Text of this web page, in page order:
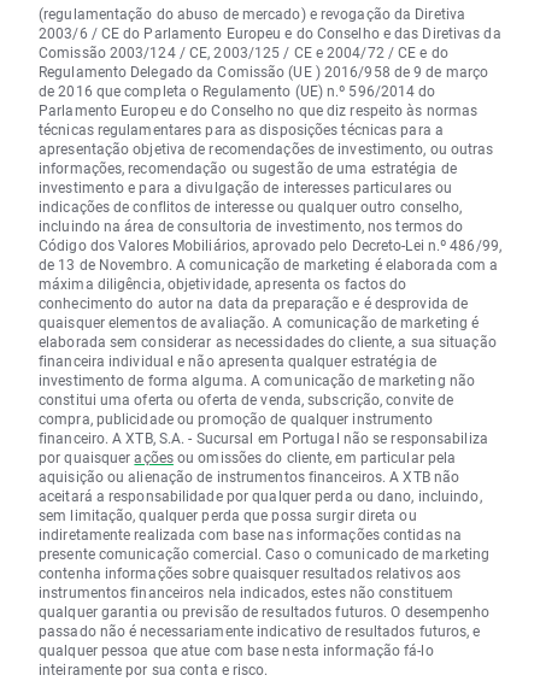
(regulamentação do abuso de mercado) e revogação da Diretiva
2003/6 / CE do Parlamento Europeu e do Conselho e das Diretivas da
Comissão 2003/124 / CE, 2003/125 / CE e 2004/72 / CE e do
Regulamento Delegado da Comissão (UE ) 2016/958 de 9 de março
de 2016 que completa o Regulamento (UE) n.º 596/2014 do
Parlamento Europeu e do Conselho no que diz respeito às normas
técnicas regulamentares para as disposições técnicas para a
apresentação objetiva de recomendações de investimento, ou outras
informações, recomendação ou sugestão de uma estratégia de
investimento e para a divulgação de interesses particulares ou
indicações de conflitos de interesse ou qualquer outro conselho,
incluindo na área de consultoria de investimento, nos termos do
Código dos Valores Mobiliários, aprovado pelo Decreto-Lei n.º 486/99,
de 13 de Novembro. A comunicação de marketing é elaborada com a
máxima diligência, objetividade, apresenta os factos do
conhecimento do autor na data da preparação e é desprovida de
quaisquer elementos de avaliação. A comunicação de marketing é
elaborada sem considerar as necessidades do cliente, a sua situação
financeira individual e não apresenta qualquer estratégia de
investimento de forma alguma. A comunicação de marketing não
constitui uma oferta ou oferta de venda, subscrição, convite de
compra, publicidade ou promoção de qualquer instrumento
financeiro. A XTB, S.A. - Sucursal em Portugal não se responsabiliza
por quaisqueraçõesou omissões do cliente, em particular pela
aquisição ou alienação de instrumentos financeiros. A XTB não
aceitará a responsabilidade por qualquer perda ou dano, incluindo,
sem limitação, qualquer perda que possa surgir direta ou
indiretamente realizada com base nas informações contidas na
presente comunicação comercial. Caso o comunicado de marketing
contenha informações sobre quaisquer resultados relativos aos
instrumentos financeiros nela indicados, estes não constituem
qualquer garantia ou previsão de resultados futuros. O desempenho
passado não é necessariamente indicativo de resultados futuros, e
qualquer pessoa que atue com base nesta informação fá-lo
inteiramente por sua conta e risco.